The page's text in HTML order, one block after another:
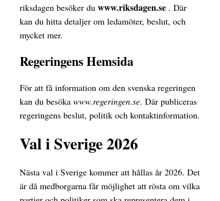
riksdagen besöker du www.riksdagen.se . Där
kan du hitta detaljer om ledamöter, beslut, och
mycket mer.
Regeringens Hemsida
För att få information om den svenska regeringen
kan du besöka www.regeringen.se. Där publiceras
regeringens beslut, politik och kontaktinformation.
Val i Sverige 2026
Nästa val i Sverige kommer att hållas år 2026. Det
är då medborgarna får möjlighet att rösta om vilka